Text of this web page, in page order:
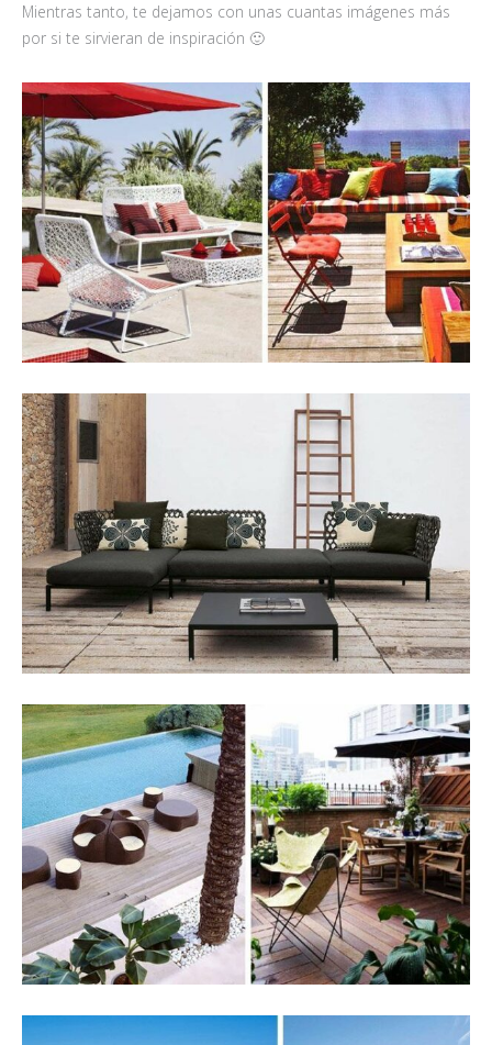
Mientras tanto, te dejamos con unas cuantas imágenes más
por si te sirvieran de inspiración 🙂